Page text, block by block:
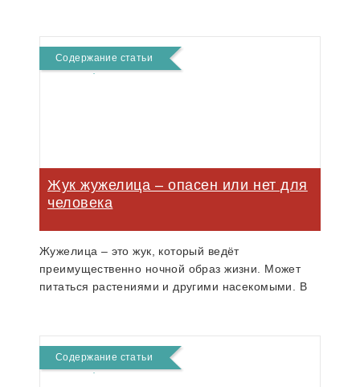
Содержание статьи
Жук жужелица – опасен или нет для
человека
Жужелица – это жук, который ведёт
преимущественно ночной образ жизни. Может
питаться растениями и другими насекомыми. В
Содержание статьи